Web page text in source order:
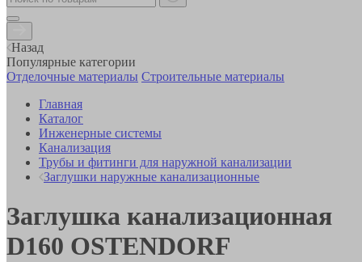
Назад
Популярные категории
Отделочные материалы Строительные материалы
Главная
Каталог
Инженерные системы
Канализация
Трубы и фитинги для наружной канализации
Заглушки наружные канализационные
Заглушка канализационная
D160 OSTENDORF